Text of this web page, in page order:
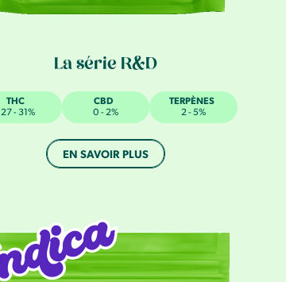
La série R&D
THC
27 - 31%
CBD
0 - 2%
TERPÈNES
2 - 5%
EN SAVOIR PLUS